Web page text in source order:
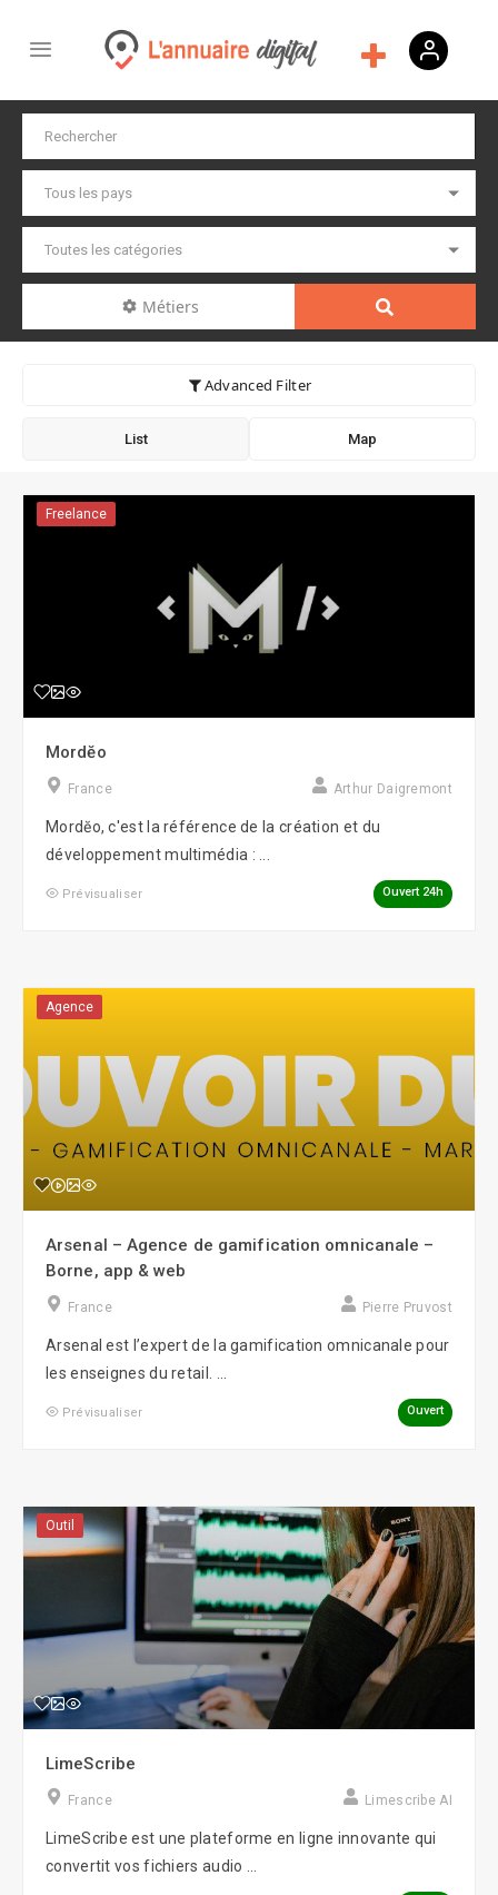
Métiers
Advanced Filter
List Map
Freelance
Mordĕo
France Arthur Daigremont
Mordĕo, c'est la référence de la création et du
développement multimédia : ...
Prévisualiser Ouvert 24h
Agence
Arsenal – Agence de gamification omnicanale –
Borne, app & web
France Pierre Pruvost
Arsenal est l’expert de la gamification omnicanale pour
les enseignes du retail. ...
Prévisualiser Ouvert
Outil
LimeScribe
France Limescribe AI
LimeScribe est une plateforme en ligne innovante qui
convertit vos fichiers audio ...